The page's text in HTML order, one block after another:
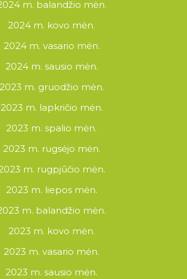
m. balandžio mėn.
2024 m. kovo mėn.
2024 m. vasario mėn.
2024 m. sausio mėn.
2023 m. gruodžio mėn.
2023 m. lapkričio mėn.
2023 m. spalio mėn.
2023 m. rugsėjo mėn.
m. rugpjūčio mėn.
2023 m. liepos mėn.
m. balandžio mėn.
2023 m. kovo mėn.
2023 m. vasario mėn.
2023 m. sausio mėn.